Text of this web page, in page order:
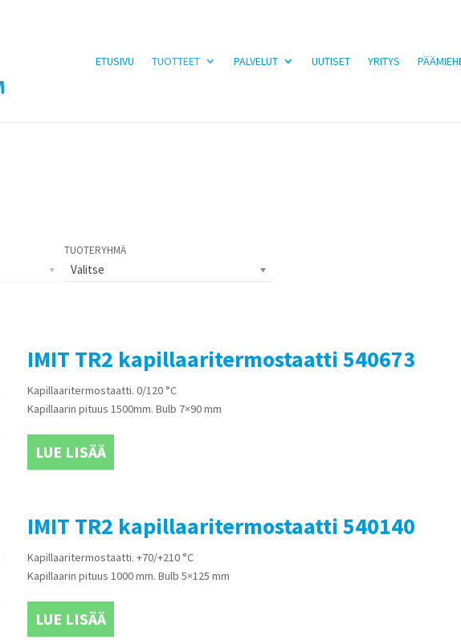
ETUSIVU TUOTTEET PALVELUT UUTISET YRITYS
Valitse
IMIT TR2 kapillaaritermostaatti 540673
Kapillaaritermostaatti. 0/120 °C
Kapillaarin pituus 1500mm. Bulb 7×90 mm
LUE LISÄÄ
IMIT TR2 kapillaaritermostaatti 540140
Kapillaaritermostaatti. +70/+210 °C
Kapillaarin pituus 1000 mm. Bulb 5×125 mm
LUE LISÄÄ